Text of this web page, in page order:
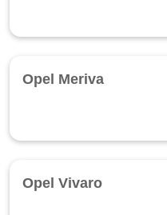
Opel Meriva
Opel Vivaro